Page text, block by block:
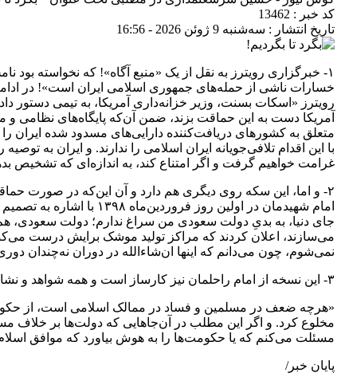
کد خبر : 13462
تاریخ انتشار : سه‌شنبه 9 ژوئن 2026 - 16:56
۱- خبرگزاری رویترز به نقل از یک «‌منبع آگاه»! که نخواسته
خسارات ناشی از حمله‌های جمهوری اسلامی ایران است‌»! در
رویترز «اسکات بسنت، وزیر خزانه‌داری آمریکا، به تیمی
آمریکا دست به این حماقت بزند، ضمن آن‌که پایگاه‌های نظامی
متعلق به کشورهای دریافت‌کننده دارایی‌های مسدود شده ایران
غرامت خواهیم گرفت و اگر امتناع کند، به اندازه‌ای که تشخیص
۲- و اما، این سکه روی دیگری هم دارد و آن این‌که در صورت
امام شهیدمان در
جای دنیا، به بدیِ دولت سعودی من سراغ ندارم؛ دولت سعودی،
می‌سازند، اعلان کردند که مراکز تولید موشک برایش درست
نمی‌شوم، چون می‌دانم که اینها ان‌شاءالله در دوران نه‌چندان
۳- این نسخه از امام راحلمان نیز کارساز است و همه شواهد و نشانه‌ها حکایت از آن دارند که این روزها به زمان پیچیدن این نسخه نزدیک شده‌ایم. بخوانید!
«‌هرچه ضعف در مسلمین و فساد در ممالک اسلامی است، از
مخلوع کرد. و اگر این مطلب در آن‌جاهایی که دولت‌ها بر
مسئلت می‌کنم که یا حکومت‌ها را به هوش بیاورد که موافق اسلام و
پایان خبر/